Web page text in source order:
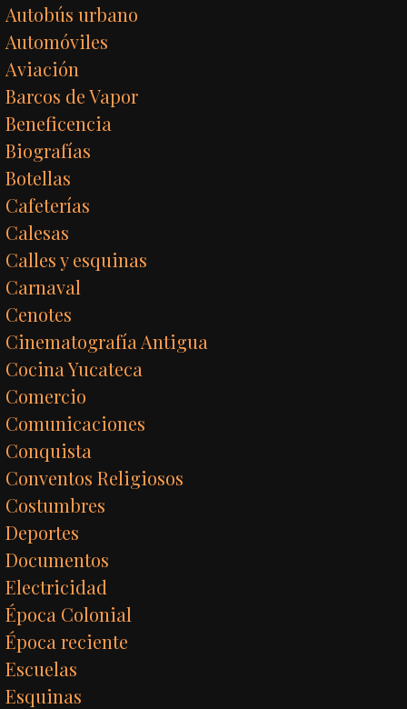
Autobús urbano
Automóviles
Aviación
Barcos de Vapor
Beneficencia
Biografías
Botellas
Cafeterías
Calesas
Calles y esquinas
Carnaval
Cenotes
Cinematografía Antigua
Cocina Yucateca
Comercio
Comunicaciones
Conquista
Conventos Religiosos
Costumbres
Deportes
Documentos
Electricidad
Época Colonial
Época reciente
Escuelas
Esquinas